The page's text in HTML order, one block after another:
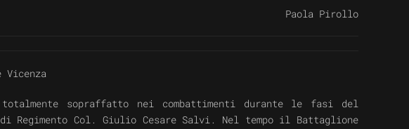
Paola Pirollo
Vicenza
sopraffatto nei combattimenti durante le fasi del
Regimento Col. Giulio Cesare Salvi. Nel tempo il Battaglione